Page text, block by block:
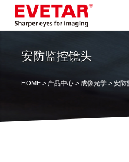
安防监控镜头
HOME> 产品中心> 成像光学> 安防